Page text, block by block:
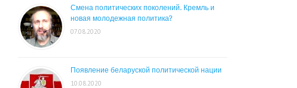
Смена политических поколений. Кремль и
новая молодежная политика?
07.08.2020
Появление беларуской политической нации
10.08.2020